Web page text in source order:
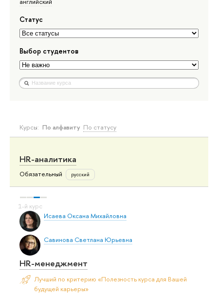
Статус
Выбор студентов
Курсы: По алфавиту По статусу
HR-аналитика
Обязательный русский
Исаева Оксана Михайловна
Савинова Светлана Юрьевна
HR-менеджмент
Лучший по критерию «Полезность курса для Вашей
будущей карьеры»